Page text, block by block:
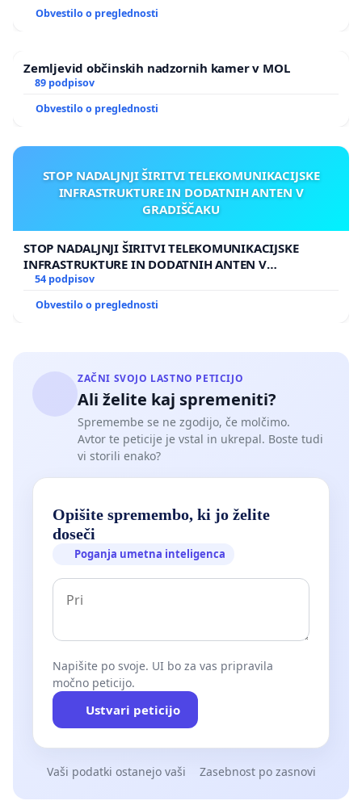
Obvestilo o preglednosti
Zemljevid občinskih nadzornih kamer v MOL
89 podpisov
Obvestilo o preglednosti
STOP NADALJNJI ŠIRITVI TELEKOMUNIKACIJSKE
INFRASTRUKTURE IN DODATNIH ANTEN V
GRADIŠČAKU
STOP NADALJNJI ŠIRITVI TELEKOMUNIKACIJSKE
INFRASTRUKTURE IN DODATNIH ANTEN V
GRADIŠČAKU
54 podpisov
Obvestilo o preglednosti
ZAČNI SVOJO LASTNO PETICIJO
Ali želite kaj spremeniti?
Spremembe se ne zgodijo, če molčimo.
Avtor te peticije je vstal in ukrepal. Boste tudi
vi storili enako?
Opišite spremembo, ki jo želite
doseči
Poganja umetna inteligenca
Napišite po svoje. UI bo za vas pripravila
močno peticijo.
Ustvari peticijo
Vaši podatki ostanejo vaši Zasebnost po zasnovi